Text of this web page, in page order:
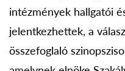
intézmények hallgatói
jelentkezhettek, a
összefoglaló